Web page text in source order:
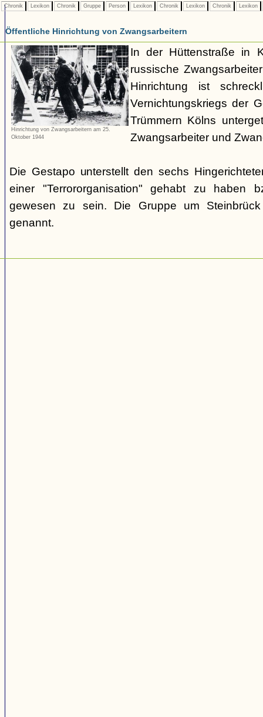
Chronik Lexikon Chronik Gruppe Person Lexikon Chronik Lexikon Chronik Lexikon
Öffentliche Hinrichtung von Zwangsarbeitern
Hinrichtung von Zwangsarbeitern am 25.
Oktober 1944
In der Hüttenstraße in
russische
Hinrichtung ist
Vernichtungskriegs der
Trümmern Kölns
Zwangsarbeiter und
Die Gestapo unterstellt den sechs
einer "Terrororganisation" gehabt zu haben
gewesen zu sein. Die Gruppe um
genannt.